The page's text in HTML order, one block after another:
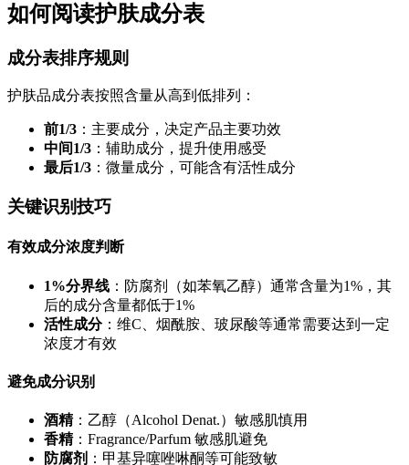
如何阅读护肤成分表
成分表排序规则
护肤品成分表按照含量从高到低排列：
前1/3 ：主要成分，决定产品主要功效
中间1/3 ：辅助成分，提升使用感受
最后1/3 ：微量成分，可能含有活性成分
关键识别技巧
有效成分浓度判断
1%分界线 ：防腐剂（如苯氧乙醇）通常含量为1%，其
后的成分含量都低于1%
活性成分：维C、烟酰胺、玻尿酸等通常需要达到一定
浓度才有效
避免成分识别
酒精：乙醇（Alcohol Denat.）敏感肌慎用
香精：Fragrance/Parfum 敏感肌避免
防腐剂 ：甲基异噻唑啉酮等可能致敏